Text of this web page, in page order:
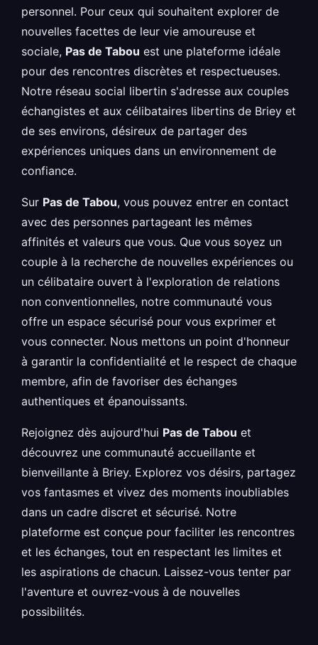
personnel. Pour ceux qui souhaitent explorer de
nouvelles facettes de leur vie amoureuse et
sociale, Pas de Tabou est une plateforme idéale
pour des rencontres discrètes et respectueuses.
Notre réseau social libertin s'adresse aux couples
échangistes et aux célibataires libertins de Briey et
de ses environs, désireux de partager des
expériences uniques dans un environnement de
confiance.
Sur Pas de Tabou, vous pouvez entrer en contact
avec des personnes partageant les mêmes
affinités et valeurs que vous. Que vous soyez un
couple à la recherche de nouvelles expériences ou
un célibataire ouvert à l'exploration de relations
non conventionnelles, notre communauté vous
offre un espace sécurisé pour vous exprimer et
vous connecter. Nous mettons un point d'honneur
à garantir la confidentialité et le respect de chaque
membre, afin de favoriser des échanges
authentiques et épanouissants.
Rejoignez dès aujourd'hui Pas de Tabou et
découvrez une communauté accueillante et
bienveillante à Briey. Explorez vos désirs, partagez
vos fantasmes et vivez des moments inoubliables
dans un cadre discret et sécurisé. Notre
plateforme est conçue pour faciliter les rencontres
et les échanges, tout en respectant les limites et
les aspirations de chacun. Laissez-vous tenter par
l'aventure et ouvrez-vous à de nouvelles
possibilités.